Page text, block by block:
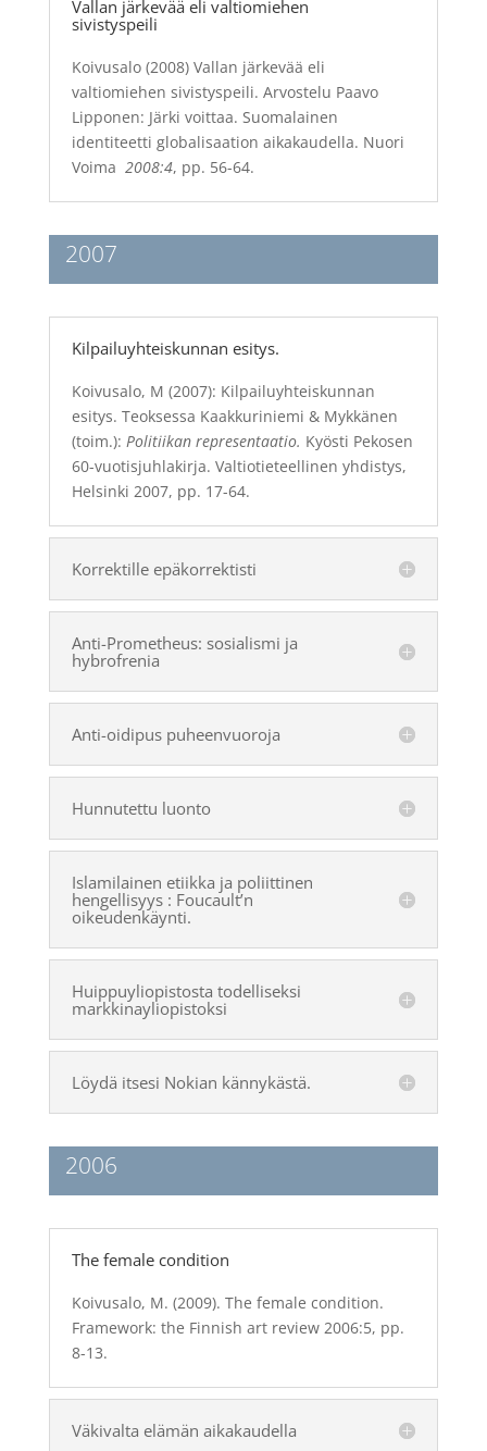
Vallan järkevää eli valtiomiehen
sivistyspeili
Koivusalo (2008) Vallan järkevää eli
valtiomiehen sivistyspeili. Arvostelu Paavo
Lipponen: Järki voittaa. Suomalainen
identiteetti globalisaation aikakaudella. Nuori
Voima 2008:4, pp. 56-64.
2007
Kilpailuyhteiskunnan esitys.
Koivusalo, M (2007): Kilpailuyhteiskunnan
esitys. Teoksessa Kaakkuriniemi & Mykkänen
(toim.): Politiikan representaatio. Kyösti Pekosen
60-vuotisjuhlakirja. Valtiotieteellinen yhdistys,
Helsinki 2007, pp. 17-64.
Korrektille epäkorrektisti
Anti-Prometheus: sosialismi ja
hybrofrenia
Anti-oidipus puheenvuoroja
Hunnutettu luonto
Islamilainen etiikka ja poliittinen
hengellisyys : Foucault’n
oikeudenkäynti.
Huippuyliopistosta todelliseksi
markkinayliopistoksi
Löydä itsesi Nokian kännykästä.
2006
The female condition
Koivusalo, M. (2009). The female condition.
Framework: the Finnish art review 2006:5, pp.
8-13.
Väkivalta elämän aikakaudella